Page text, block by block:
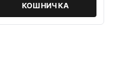
КОШНИЧКА